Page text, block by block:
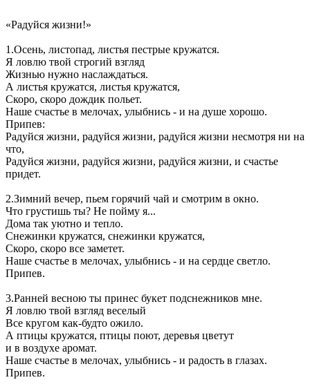
«Радуйся жизни!»
1.Осень, листопад, листья пестрые кружатся.
Я ловлю твой строгий взгляд
Жизнью нужно наслаждаться.
А листья кружатся, листья кружатся,
Скоро, скоро дождик польет.
Наше счастье в мелочах, улыбнись - и на душе хорошо.
Припев:
Радуйся жизни, радуйся жизни, радуйся жизни несмотря ни на
что,
Радуйся жизни, радуйся жизни, радуйся жизни, и счастье
придет.
2.Зимний вечер, пьем горячий чай и смотрим в окно.
Что грустишь ты? Не пойму я...
Дома так уютно и тепло.
Снежинки кружатся, снежинки кружатся,
Скоро, скоро все заметет.
Наше счастье в мелочах, улыбнись - и на сердце светло.
Припев.
3.Ранней весною ты принес букет подснежников мне.
Я ловлю твой взгляд веселый
Все кругом как-будто ожило.
А птицы кружатся, птицы поют, деревья цветут
и в воздухе аромат.
Наше счастье в мелочах, улыбнись - и радость в глазах.
Припев.